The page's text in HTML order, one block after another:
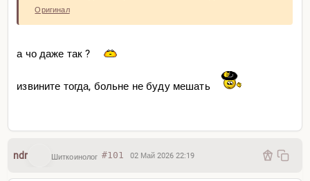
Оригинал
а чо даже так ?
извините тогда, больне не буду мешать
ndr Шиткоинолог #101 02 Май 2026 22:19